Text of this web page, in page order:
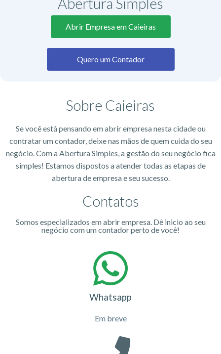
Abrir Empresa em Caieiras
Quero um Contador
Sobre Caieiras
Se você está pensando em abrir empresa nesta cidade ou
contratar um contador, deixe nas mãos de quem cuida do seu
negócio. Com a Abertura Simples, a gestão do seu negócio fica
simples! Estamos dispostos a atender todas as etapas de
abertura de empresa e seu sucesso.
Contatos
Somos especializados em abrir empresa. Dê inicio ao seu
negócio com um contador perto de você!
Whatsapp
Em breve